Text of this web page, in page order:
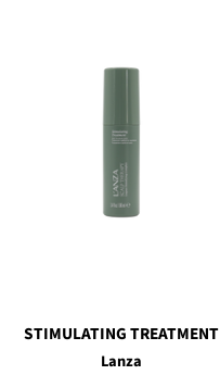
STIMULATING TREATMENT
Lanza